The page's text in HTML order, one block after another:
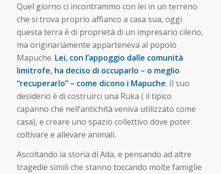
Quel giorno ci incontrammo con lei in un terreno
che si trova proprio affianco a casa sua, oggi
questa terra è di proprietà di un impresario cileno,
ma originariamente apparteneva al popolo
Mapuche. Lei, con l’appoggio dalle comunità
limitrofe, ha deciso di occuparlo – o meglio
“recuperarlo” – come dicono i Mapuche. Il suo
desiderio è di costruirci una Ruka ( il tipico
capanno che nell’antichità veniva utilizzato come
casa), e creare uno spazio collettivo dove poter
coltivare e allevare animali.
Ascoltando la storia di Ada, e pensando ad altre
tragedie simili che stanno toccando molte famiglie